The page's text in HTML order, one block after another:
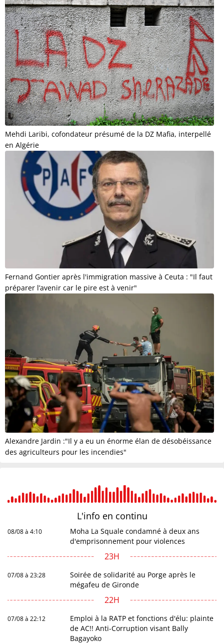
Mehdi Laribi, cofondateur présumé de la DZ Mafia, interpellé
en Algérie
Fernand Gontier après l'immigration massive à Ceuta : "Il faut
préparer l’avenir car le pire est à venir"
Alexandre Jardin :"Il y a eu un énorme élan de désobéissance
des agriculteurs pour les incendies"
L'info en continu
08/08 à 4:10
Moha La Squale condamné à deux ans
d'emprisonnement pour violences
23H
07/08 à 23:28
Soirée de solidarité au Porge après le
mégafeu de Gironde
22H
07/08 à 22:12
Emploi à la RATP et fonctions d'élu: plainte
de AC!! Anti-Corruption visant Bally
Bagayoko